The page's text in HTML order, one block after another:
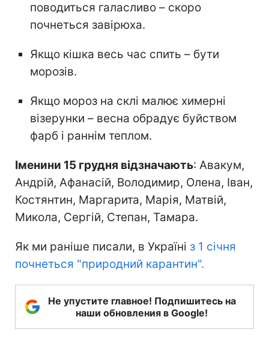
поводиться галасливо – скоро
почнеться завірюха.
Якщо кішка весь час спить – бути
морозів.
Якщо мороз на склі малює химерні
візерунки – весна обрадує буйством
фарб і раннім теплом.
Іменини 15 грудня відзначають: Авакум,
Андрій, Афанасій, Володимир, Олена, Іван,
Костянтин, Маргарита, Марія, Матвій,
Микола, Сергій, Степан, Тамара.
Як ми раніше писали, в Україні з 1 січня
почнеться "природний карантин".
Не упустите главное! Подпишитесь на
наши обновления в Google!